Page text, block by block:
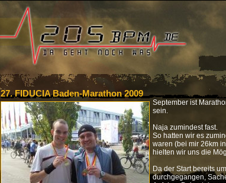
27. FIDUCIA Baden-Marathon 2009
September ist
sein.
Naja zumindest fast.
So hatten wir es
waren (bei mir 26km
hielten wir uns die
Da der Start bereits
durchgegangen,